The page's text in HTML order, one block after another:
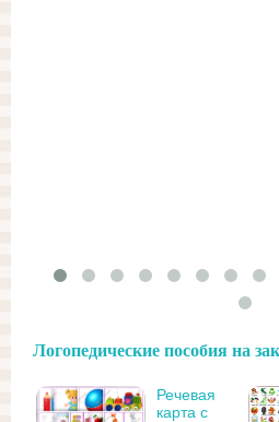
Логопедические пособия на
Речевая
карта с